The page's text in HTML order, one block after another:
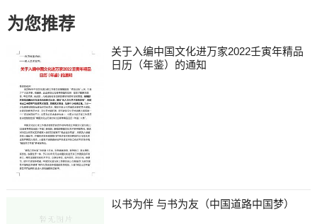
为您推荐
关于入编中国文化进万家2022壬寅年精品
日历（年鉴）的通知
以书为伴 与书为友（中国道路中国梦）